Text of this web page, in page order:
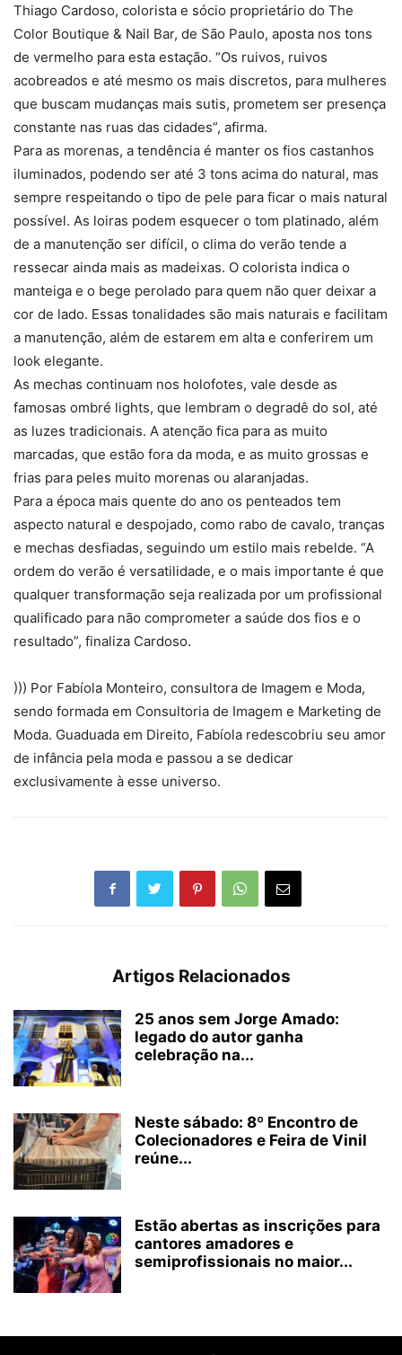
Thiago Cardoso, colorista e sócio proprietário do The
Color Boutique & Nail Bar, de São Paulo, aposta nos tons
de vermelho para esta estação. “Os ruivos, ruivos
acobreados e até mesmo os mais discretos, para mulheres
que buscam mudanças mais sutis, prometem ser presença
constante nas ruas das cidades”, afirma.
Para as morenas, a tendência é manter os fios castanhos
iluminados, podendo ser até 3 tons acima do natural, mas
sempre respeitando o tipo de pele para ficar o mais natural
possível. As loiras podem esquecer o tom platinado, além
de a manutenção ser difícil, o clima do verão tende a
ressecar ainda mais as madeixas. O colorista indica o
manteiga e o bege perolado para quem não quer deixar a
cor de lado. Essas tonalidades são mais naturais e facilitam
a manutenção, além de estarem em alta e conferirem um
look elegante.
As mechas continuam nos holofotes, vale desde as
famosas ombré lights, que lembram o degradê do sol, até
as luzes tradicionais. A atenção fica para as muito
marcadas, que estão fora da moda, e as muito grossas e
frias para peles muito morenas ou alaranjadas.
Para a época mais quente do ano os penteados tem
aspecto natural e despojado, como rabo de cavalo, tranças
e mechas desfiadas, seguindo um estilo mais rebelde. “A
ordem do verão é versatilidade, e o mais importante é que
qualquer transformação seja realizada por um profissional
qualificado para não comprometer a saúde dos fios e o
resultado”, finaliza Cardoso.
))) Por Fabíola Monteiro, consultora de Imagem e Moda,
sendo formada em Consultoria de Imagem e Marketing de
Moda. Guaduada em Direito, Fabíola redescobriu seu amor
de infância pela moda e passou a se dedicar
exclusivamente à esse universo.
Artigos Relacionados
25 anos sem Jorge Amado:
legado do autor ganha
celebração na...
Neste sábado: 8º Encontro de
Colecionadores e Feira de Vinil
reúne...
Estão abertas as inscrições para
cantores amadores e
semiprofissionais no maior...